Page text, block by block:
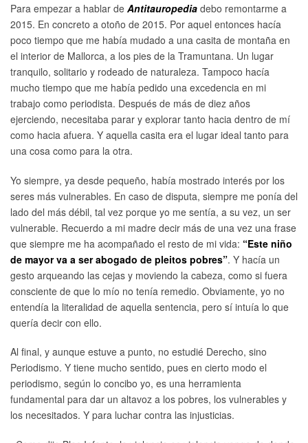
Para empezar a hablar de Antitauropedia debo remontarme a
2015. En concreto a otoño de 2015. Por aquel entonces hacía
poco tiempo que me había mudado a una casita de montaña en
el interior de Mallorca, a los pies de la Tramuntana. Un lugar
tranquilo, solitario y rodeado de naturaleza. Tampoco hacía
mucho tiempo que me había pedido una excedencia en mi
trabajo como periodista. Después de más de diez años
ejerciendo, necesitaba parar y explorar tanto hacia dentro de mí
como hacia afuera. Y aquella casita era el lugar ideal tanto para
una cosa como para la otra.
Yo siempre, ya desde pequeño, había mostrado interés por los
seres más vulnerables. En caso de disputa, siempre me ponía del
lado del más débil, tal vez porque yo me sentía, a su vez, un ser
vulnerable. Recuerdo a mi madre decir más de una vez una frase
que siempre me ha acompañado el resto de mi vida: “Este niño
de mayor va a ser abogado de pleitos pobres”. Y hacía un
gesto arqueando las cejas y moviendo la cabeza, como si fuera
consciente de que lo mío no tenía remedio. Obviamente, yo no
entendía la literalidad de aquella sentencia, pero sí intuía lo que
quería decir con ello.
Al final, y aunque estuve a punto, no estudié Derecho, sino
Periodismo. Y tiene mucho sentido, pues en cierto modo el
periodismo, según lo concibo yo, es una herramienta
fundamental para dar un altavoz a los pobres, los vulnerables y
los necesitados. Y para luchar contra las injusticias.